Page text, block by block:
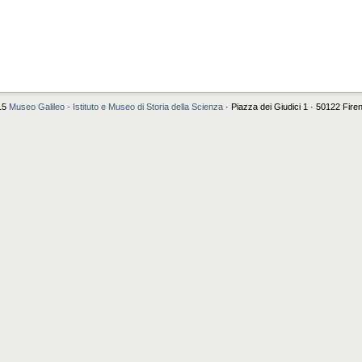
Museo Galileo - Istituto e Museo di Storia della Scienza · Piazza dei Giudici 1 · 50122